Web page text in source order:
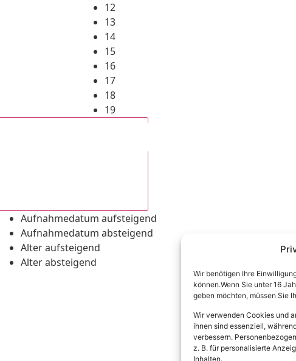
Wir benötigen Ihre
können.Wenn Sie unter 16
geben möchten, müssen Sie
Wir verwenden Cookies und
ihnen sind essenziell,
verbessern.
z. B. für personalisierte
Inhalten.
12
13
14
15
16
17
18
19
Aufnahmedatum aufsteigend
Aufnahmedatum absteigend
Alter aufsteigend
Alter absteigend